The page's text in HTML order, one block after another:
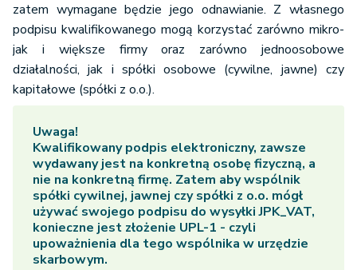
zatem wymagane będzie jego odnawianie. Z własnego
podpisu kwalifikowanego mogą korzystać zarówno mikro-
jak i większe firmy oraz zarówno jednoosobowe
działalności, jak i spółki osobowe (cywilne, jawne) czy
kapitałowe (spółki z o.o.).
Uwaga!
Kwalifikowany podpis elektroniczny, zawsze
wydawany jest na konkretną osobę fizyczną, a
nie na konkretną firmę. Zatem aby wspólnik
spółki cywilnej, jawnej czy spółki z o.o. mógł
używać swojego podpisu do wysyłki JPK_VAT,
konieczne jest złożenie UPL-1 - czyli
upoważnienia dla tego wspólnika w urzędzie
skarbowym.